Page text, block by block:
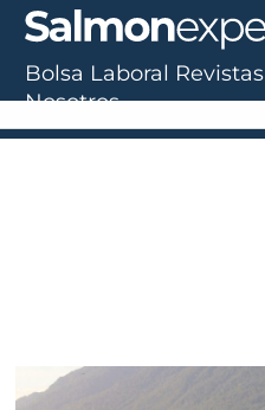
Bolsa Laboral Revistas
Nosotros